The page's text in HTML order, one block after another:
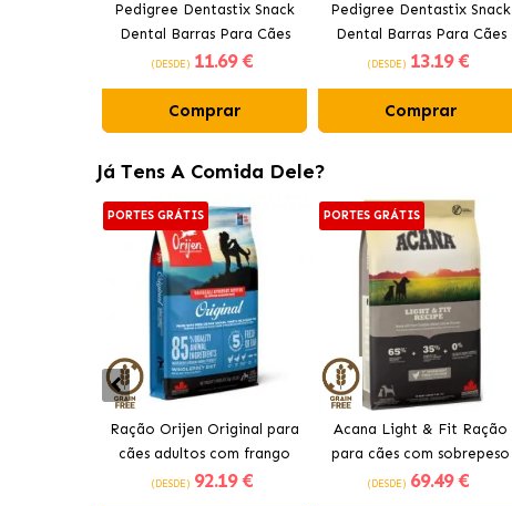
Pedigree Dentastix Snack
Dental Barras Para Cães
Médios 10-25 kg
(DESDE) 11.69 €
Comprar
Pedigree Dentastix Snack
Dental Barras Para Cães
Grandes +25 kg
(DESDE) 13.19 €
Comprar
Já Tens A Comida Dele?
PORTES GRÁTIS
Ração Orijen Original para
cães adultos com frango
(DESDE) 92.19 €
PORTES GRÁTIS
Acana Light & Fit Ração
para cães com sobrepeso
com frango fresco
(DESDE) 69.49 €